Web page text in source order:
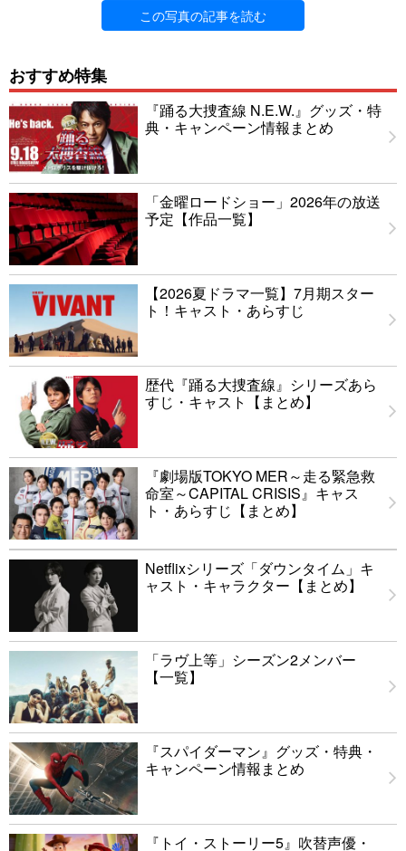
この写真の記事を読む
おすすめ特集
『踊る大捜査線 N.E.W.』グッズ・特
典・キャンペーン情報まとめ
「金曜ロードショー」2026年の放送
予定【作品一覧】
【2026夏ドラマ一覧】7月期スター
ト！キャスト・あらすじ
歴代『踊る大捜査線』シリーズあら
すじ・キャスト【まとめ】
『劇場版TOKYO MER～走る緊急救
命室～CAPITAL CRISIS』キャス
ト・あらすじ【まとめ】
Netflixシリーズ「ダウンタイム」キ
ャスト・キャラクター【まとめ】
「ラヴ上等」シーズン2メンバー
【一覧】
『スパイダーマン』グッズ・特典・
キャンペーン情報まとめ
『トイ・ストーリー5』吹替声優・